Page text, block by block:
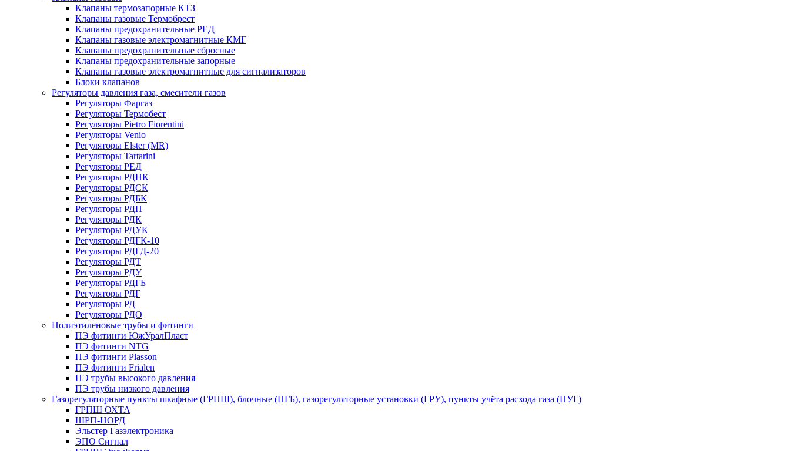
Клапаны термозапорные КТЗ
Клапаны газовые Термобрест
Клапаны предохранительные РЕД
Клапаны газовые электромагнитные КМГ
Клапаны предохранительные сбросные
Клапаны предохранительные запорные
Клапаны газовые электромагнитные для сигнализаторов
Блоки клапанов
Регуляторы давления газа, смесители газов
Регуляторы Фаргаз
Регуляторы Термобест
Регуляторы Pietro Fiorentini
Регуляторы Venio
Регуляторы Elster (MR)
Регуляторы Tartarini
Регуляторы РЕД
Регуляторы РДНК
Регуляторы РДСК
Регуляторы РДБК
Регуляторы РДП
Регуляторы РДК
Регуляторы РДУК
Регуляторы РДГК-10
Регуляторы РДГД-20
Регуляторы РДТ
Регуляторы РДУ
Регуляторы РДГБ
Регуляторы РДГ
Регуляторы РД
Регуляторы РДО
Полиэтиленовые трубы и фитинги
ПЭ фитинги ЮжУралПласт
ПЭ фитинги NTG
ПЭ фитинги Plasson
ПЭ фитинги Frialen
ПЭ трубы высокого давления
ПЭ трубы низкого давления
Газорегуляторные пункты шкафные (ГРПШ), блочные (ПГБ), газорегуляторные установки (ГРУ), пункты учёта расхода газа (ПУГ)
ГРПШ ОХТА
ШРП-НОРД
Эльстер Газэлектроника
ЭПО Сигнал